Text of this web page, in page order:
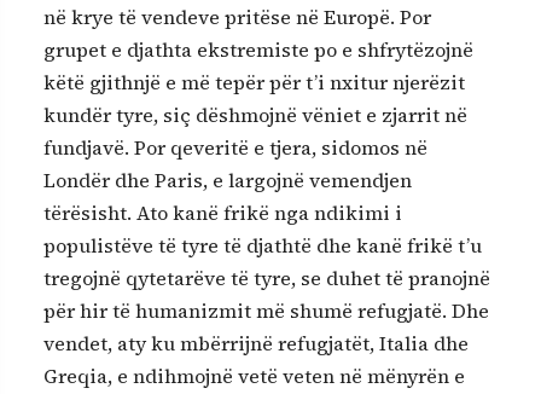
në krye të vendeve pritëse në Europë. Por
grupet e djathta ekstremiste po e shfrytëzojnë
këtë gjithnjë e më tepër për t’i nxitur njerëzit
kundër tyre, siç dëshmojnë vëniet e zjarrit në
fundjavë. Por qeveritë e tjera, sidomos në
Londër dhe Paris, e largojnë vemendjen
tërësisht. Ato kanë frikë nga ndikimi i
populistëve të tyre të djathtë dhe kanë frikë t’u
tregojnë qytetarëve të tyre, se duhet të pranojnë
për hir të humanizmit më shumë refugjatë. Dhe
vendet, aty ku mbërrijnë refugjatët, Italia dhe
Greqia, e ndihmojnë vetë veten në mënyrën e